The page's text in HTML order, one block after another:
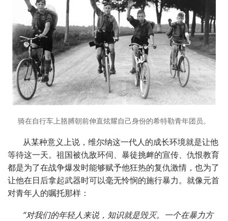
骑在自行车上胳膊朝前伸直炫耀自己身份的希特勒青年团员。
从某种意义上说，维尔纳这一代人的成长环境就是让他
等待这一天。祖国被仇敌环伺、暴徒挑衅的宣传、仇恨教育
都是为了在战争爆发时能够赋予他狂热的复仇激情，也为了
让他在日后拿起武器时可以毫无怜悯的施行暴力。就像元首
对青年人的嘱托那样：
“对我们的年轻人来说，知识就是毁灭。一个在暴力方